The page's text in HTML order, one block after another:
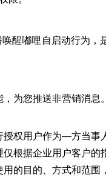
醒嘟哩自启动行为，
为您推送非营销消息
授权用户作为—方当事
根据企业用户客户的
的目的、方式和范围